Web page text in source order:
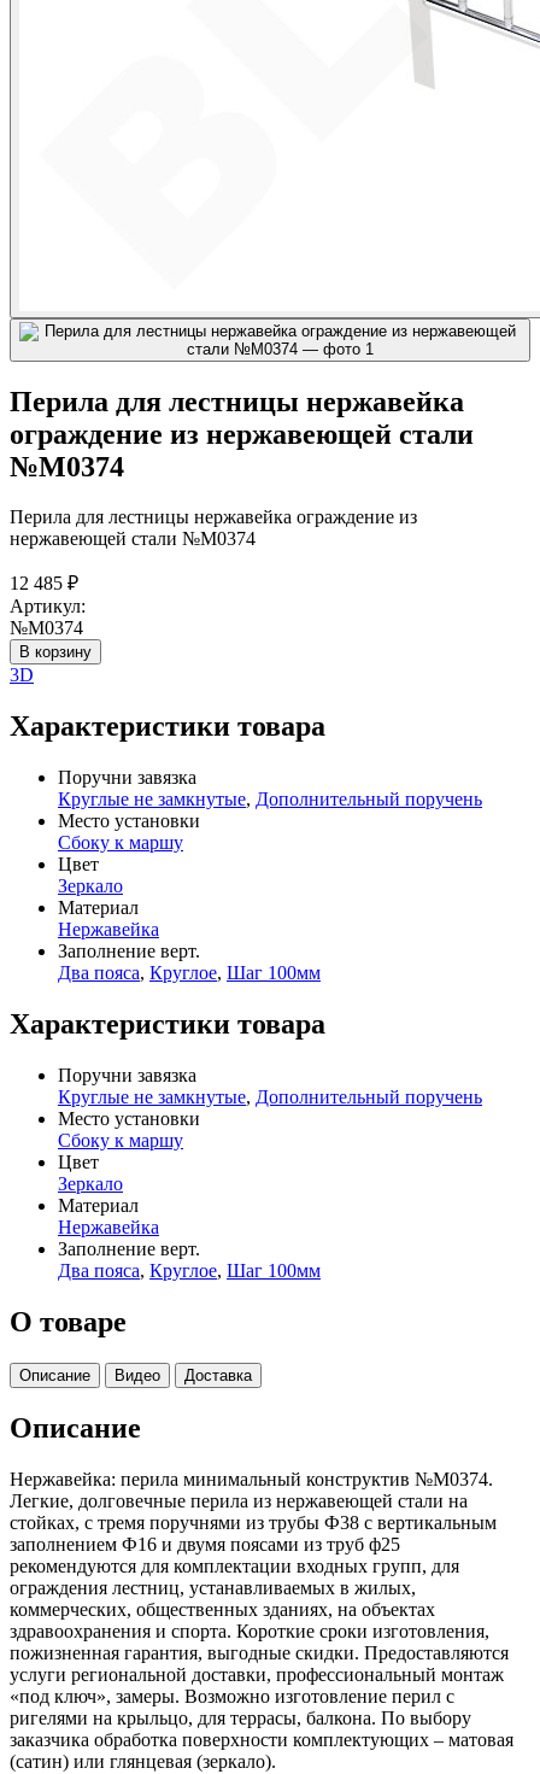
Перила для лестницы нержавейка
ограждение из нержавеющей стали
№М0374
Перила для лестницы нержавейка ограждение из
нержавеющей стали №М0374
12 485 ₽
Артикул:
№М0374
В корзину
3D
Характеристики товара
Поручни завязка
Круглые не замкнутые, Дополнительный поручень
Место установки
Сбоку к маршу
Цвет
Зеркало
Материал
Нержавейка
Заполнение верт.
Два пояса, Круглое, Шаг 100мм
Характеристики товара
Поручни завязка
Круглые не замкнутые, Дополнительный поручень
Место установки
Сбоку к маршу
Цвет
Зеркало
Материал
Нержавейка
Заполнение верт.
Два пояса, Круглое, Шаг 100мм
О товаре
Описание Видео Доставка
Описание
Нержавейка: перила минимальный конструктив №М0374.
Легкие, долговечные перила из нержавеющей стали на
стойках, с тремя поручнями из трубы Ф38 с вертикальным
заполнением Ф16 и двумя поясами из труб ф25
рекомендуются для комплектации входных групп, для
ограждения лестниц, устанавливаемых в жилых,
коммерческих, общественных зданиях, на объектах
здравоохранения и спорта. Короткие сроки изготовления,
пожизненная гарантия, выгодные скидки. Предоставляются
услуги региональной доставки, профессиональный монтаж
«под ключ», замеры. Возможно изготовление перил с
ригелями на крыльцо, для террасы, балкона. По выбору
заказчика обработка поверхности комплектующих – матовая
(сатин) или глянцевая (зеркало).